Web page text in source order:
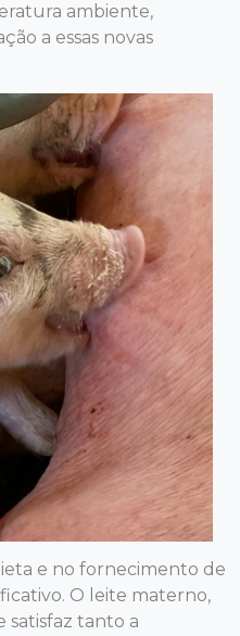
ambiente,
a essas novas
e no fornecimento de
O leite materno,
satisfaz tanto a